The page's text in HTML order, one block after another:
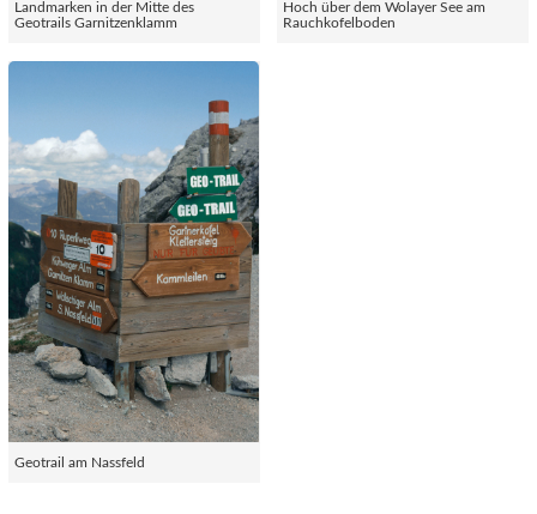
Landmarken in der Mitte des
Geotrails Garnitzenklamm
Hoch über dem Wolayer See am
Rauchkofelboden
Geotrail am Nassfeld